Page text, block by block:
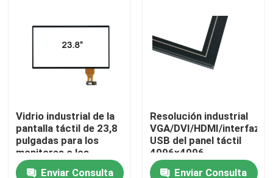
Sobre nosotros
Contactos
Vidrio industrial de la
pantalla táctil de 23,8
pulgadas para los
monitores o los
ordenadores del tacto
Enviar Consulta
Resolución industrial
VGA/DVI/HDMI/interfaz
USB del panel táctil
4096x4096
Enviar Consulta